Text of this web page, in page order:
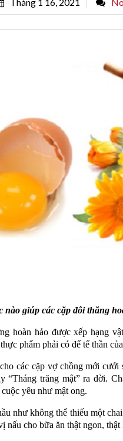
giúp các cặp đôi thăng
hoàn hảo được xếp hạng
phẩm phải có để tế thần
các cặp vợ chồng mới
“Tháng trăng mật” ra đời.
yêu như mật ong.
như không thể thiếu một
nấu cho bữa ăn thật ngon, thật